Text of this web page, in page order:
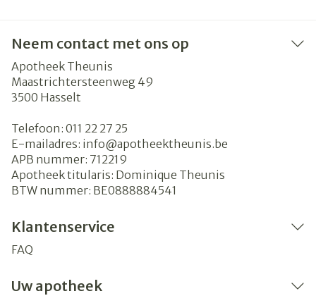
Neem contact met ons op
Apotheek Theunis
Maastrichtersteenweg 49
3500 Hasselt
Telefoon: 011 22 27 25
E-mailadres: info@apotheektheunis.be
APB nummer: 712219
Apotheek titularis: Dominique Theunis
BTW nummer: BE0888884541
Klantenservice
FAQ
Uw apotheek